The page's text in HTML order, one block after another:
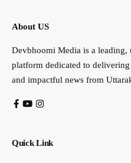
About US
Devbhoomi Media is a leading,
platform dedicated to
and impactful news from
Quick Link